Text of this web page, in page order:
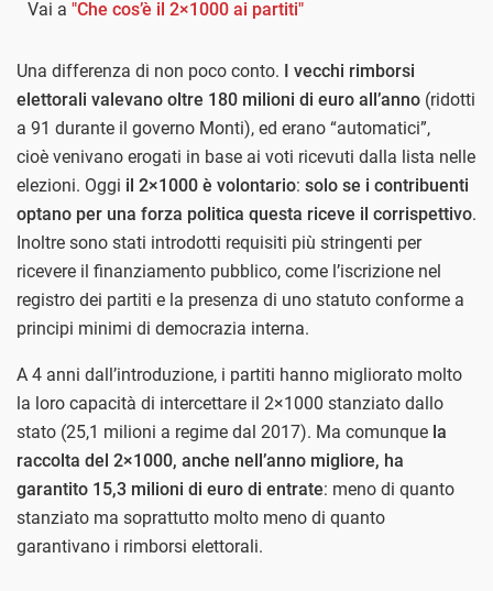
Vai a "Che cos’è il 2×1000 ai partiti"
Una differenza di non poco conto. I vecchi rimborsi
elettorali valevano oltre 180 milioni di euro all’anno (ridotti
a 91 durante il governo Monti), ed erano “automatici”,
cioè venivano erogati in base ai voti ricevuti dalla lista nelle
elezioni. Oggi il 2×1000 è volontario: solo se i contribuenti
optano per una forza politica questa riceve il corrispettivo.
Inoltre sono stati introdotti requisiti più stringenti per
ricevere il finanziamento pubblico, come l’iscrizione nel
registro dei partiti e la presenza di uno statuto conforme a
principi minimi di democrazia interna.
A 4 anni dall’introduzione, i partiti hanno migliorato molto
la loro capacità di intercettare il 2×1000 stanziato dallo
stato (25,1 milioni a regime dal 2017). Ma comunque la
raccolta del 2×1000, anche nell’anno migliore, ha
garantito 15,3 milioni di euro di entrate: meno di quanto
stanziato ma soprattutto molto meno di quanto
garantivano i rimborsi elettorali.